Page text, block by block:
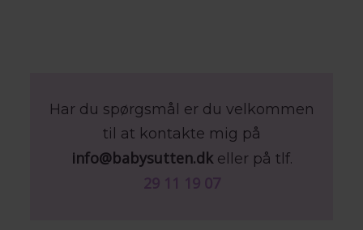
Har du spørgsmål er du velkommen
til at kontakte mig på
info@babysutten.dkeller på tlf.
29 11 19 07